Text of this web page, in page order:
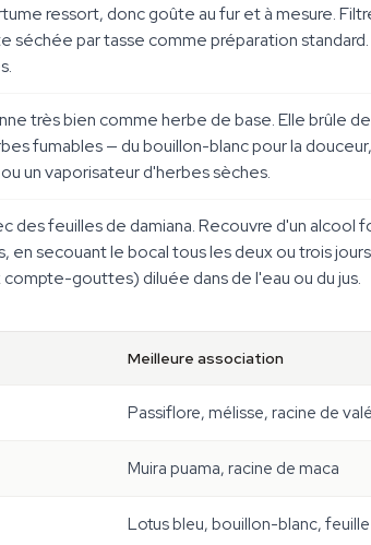
ressort, donc goûte au fur et à mesure.
séchée par tasse comme préparation
très bien comme herbe de base. Elle brûle
fumables — du bouillon-blanc pour la
un vaporisateur d'herbes sèches.
des feuilles de damiana. Recouvre d'un
en secouant le bocal tous les deux ou trois
gouttes) diluée dans de l'eau ou du jus.
Meilleure association
Passiflore, mélisse, racine de
Muira puama, racine de maca
Lotus bleu, bouillon-blanc,